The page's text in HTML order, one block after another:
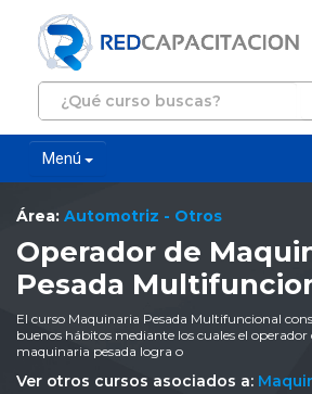
Menú
Área: Automotriz - Otros
Operador de
Pesada
El curso Maquinaria Pesada Multifuncional
buenos hábitos mediante los cuales el
maquinaria pesada logra o
Ver otros cursos asociados a: